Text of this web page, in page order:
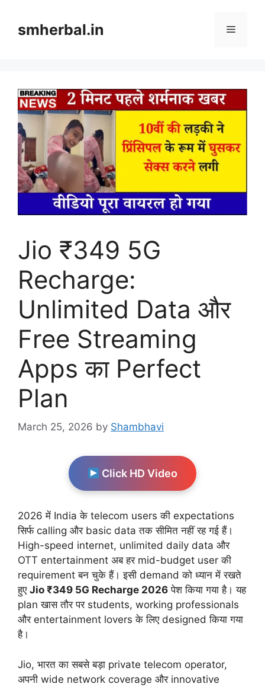
contentsmherbal.in Menu
Jio ₹349 5G
Recharge:
Unlimited Data और
Free Streaming
Apps का Perfect
Plan
March 25, 2026 by Shambhavi
Click HD Video
2026 में India के telecom users की expectations
सिर्फ calling और basic data तक सीमित नहीं रह गई हैं।
High-speed internet, unlimited daily data और
OTT entertainment अब हर mid-budget user की
requirement बन चुके हैं। इसी demand को ध्यान में रखते
हुए Jio ₹349 5G Recharge 2026 पेश किया गया है। यह
plan खास तौर पर students, working professionals
और entertainment lovers के लिए designed किया गया
है।
Jio, भारत का सबसे बड़ा private telecom operator,
अपनी wide network coverage और innovative